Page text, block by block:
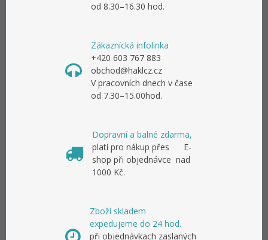
od 8.30–16.30 hod.
Zákaznícká infolinka
+420 603 767 883
obchod@haklcz.cz
V pracovních dnech v čase
od 7.30–15.00hod.
Dopravní a balné zdarma,
platí pro nákup přes E-
shop při objednávce nad
1000 Kč.
Zboží skladem
expedujeme do 24 hod.
při objednávkach zaslaných